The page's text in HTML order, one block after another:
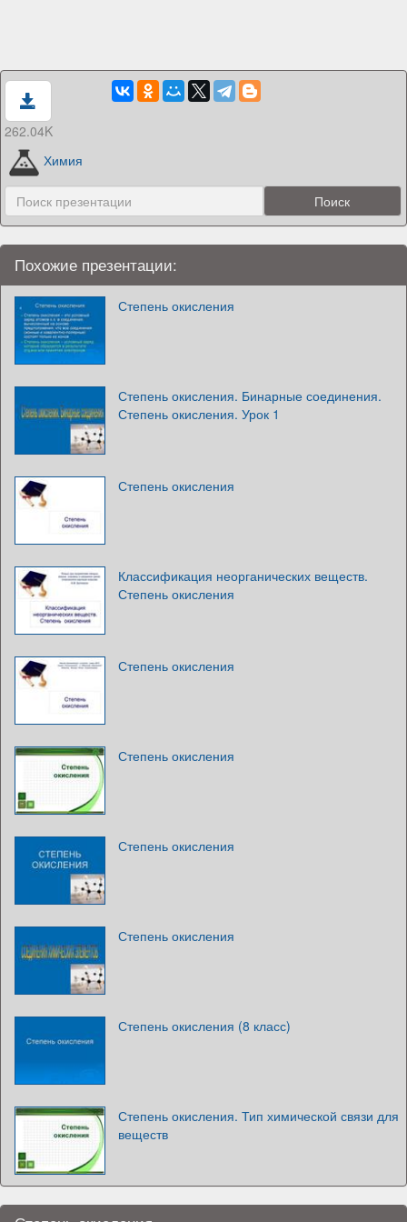
262.04K
Химия
Похожие презентации:
Степень окисления
Степень окисления. Бинарные соединения.
Степень окисления. Урок 1
Степень окисления
Классификация неорганических веществ.
Степень окисления
Степень окисления
Степень окисления
Степень окисления
Степень окисления
Степень окисления (8 класс)
Степень окисления. Тип химической связи для
веществ